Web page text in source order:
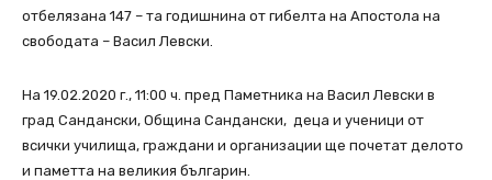
отбелязана 147 – та годишнина от гибелта на Апостола на
свободата – Васил Левски.
На 19.02.2020 г., 11:00 ч. пред Паметника на Васил Левски в
град Сандански, Община Сандански, деца и ученици от
всички училища, граждани и организации ще почетат делото
и паметта на великия българин.